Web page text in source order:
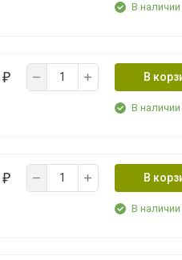
В наличии
₽ В
В наличии
₽ В
В наличии